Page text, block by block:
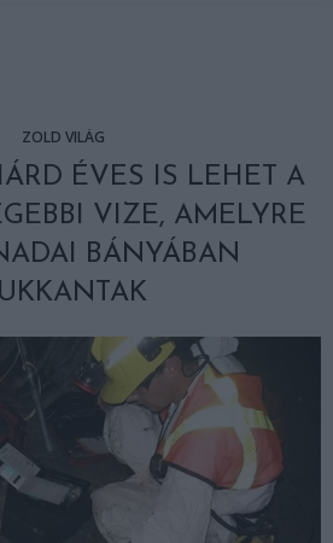
ZÖLD VILÁG
ÉVES IS LEHET A
VIZE, AMELYRE
BÁNYÁBAN